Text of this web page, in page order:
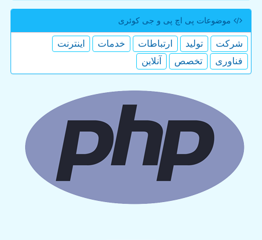
موضوعات پی اچ پی و جی كوئری
شركت تولید ارتباطات خدمات
اینترنت
فناوری
تخصص آنلاین